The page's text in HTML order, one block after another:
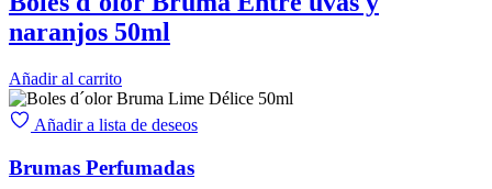
naranjos 50ml
Añadir al carrito
Añadir a lista de deseos
Brumas Perfumadas